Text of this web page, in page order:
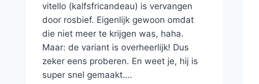
vitello (kalfsfricandeau) is vervangen
door rosbief. Eigenlijk gewoon omdat
die niet meer te krijgen was, haha.
Maar: de variant is overheerlijk! Dus
zeker eens proberen. En weet je, hij is
super snel gemaakt….